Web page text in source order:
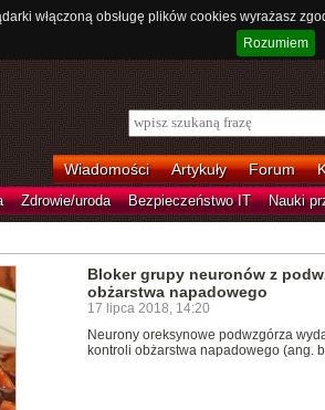
włączoną obsługę plików cookies wyrażasz
Rozumiem
Wiadomości Artykuły Forum
Zdrowie/uroda Bezpieczeństwo IT Nauki
Bloker grupy neuronów z
obżarstwa napadowego
17 lipca 2018, 14:20
Neurony oreksynowe podwzgórza
kontroli obżarstwa napadowego (ang.